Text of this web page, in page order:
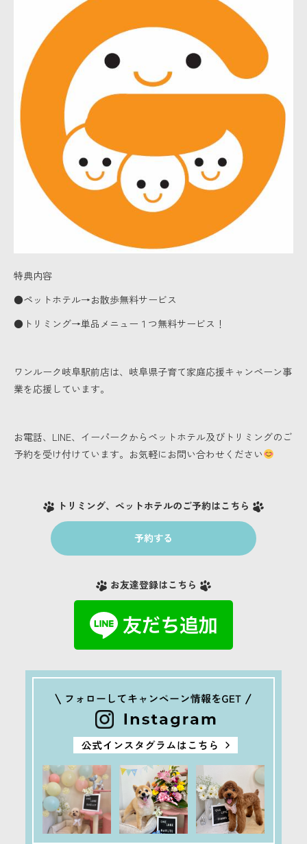
特典内容
●ペットホテル→お散歩無料サービス
●トリミング→単品メニュー１つ無料サービス！
ワンルーク岐阜駅前店は、岐阜県子育て家庭応援キャンペーン事
業を応援しています。
お電話、LINE、イーパークからペットホテル及びトリミングのご
予約を受け付けています。お気軽にお問い合わせください
トリミング、ペットホテルのご予約はこちら
予約する
お友達登録はこちら